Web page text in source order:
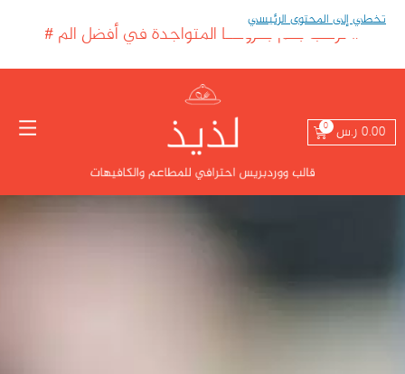
تخطي إلى المحتوى الرئيسي
#نرحب بكم بفروعنا المتواجدة في أفضل المناطق ف
0.00 ر.س